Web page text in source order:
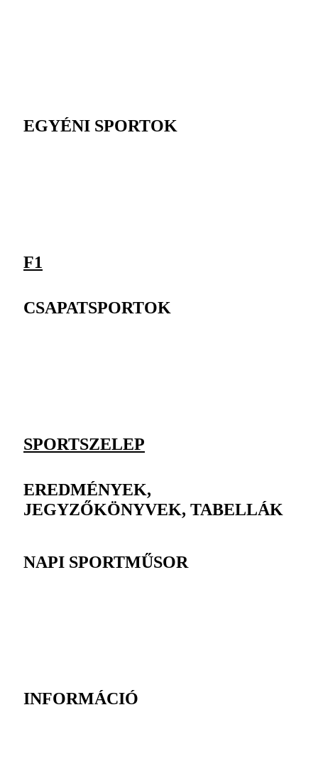
EGYÉNI SPORTOK
F1
CSAPATSPORTOK
SPORTSZELEP
EREDMÉNYEK,
JEGYZŐKÖNYVEK, TABELLÁK
NAPI SPORTMŰSOR
INFORMÁCIÓ